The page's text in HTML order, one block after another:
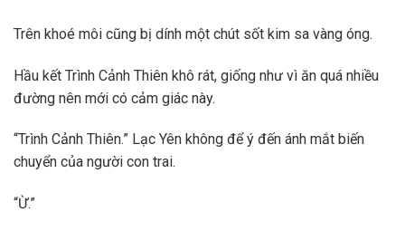
Trên khoé môi cũng bị dính một chút sốt kim sa vàng óng.
Hầu kết Trình Cảnh Thiên khô rát, giống như vì ăn quá nhiều
đường nên mới có cảm giác này.
“Trình Cảnh Thiên.” Lạc Yên không để ý đến ánh mắt biến
chuyển của người con trai.
“Ừ.”